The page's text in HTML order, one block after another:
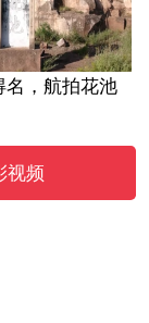
名，航拍花池
视频